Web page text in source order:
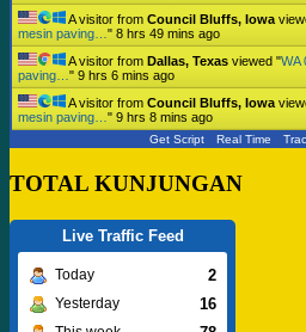
A visitor from Council Bluffs, Iowa
mesin paving… " 8 hrs 49 mins ago
A visitor from Dallas, Texas viewed "WA
paving… " 9 hrs 6 mins ago
A visitor from Council Bluffs, Iowa
mesin paving… " 9 hrs 8 mins ago
Get Script Real Time
TOTAL KUNJUNGAN
Live Traffic Feed
Today 2
Yesterday 16